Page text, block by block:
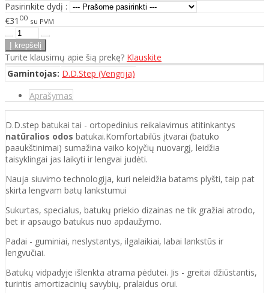
Pasirinkite dydį :
€31 00 su PVM
Turite klausimų apie šią prekę? Klauskite
Gamintojas: D.D.Step (Vengrija)
Aprašymas
D.D.step batukai tai - ortopedinius reikalavimus atitinkantys
natūralios odos batukai.Komfortabilūs įtvarai (batuko
paaukštinimai) sumažina vaiko kojyčių nuovargį, leidžia
taisyklingai jas laikyti ir lengvai judėti.
Nauja siuvimo technologija, kuri neleidžia batams plyšti, taip pat
skirta lengvam batų lankstumui
Sukurtas, specialus, batukų priekio dizainas ne tik gražiai atrodo,
bet ir apsaugo batukus nuo apdaužymo.
Padai - guminiai, neslystantys, ilgalaikiai, labai lankstūs ir
lengvučiai.
Batukų vidpadyje išlenkta atrama pėdutei. Jis - greitai džiūstantis,
turintis amortizacinių savybių, pralaidus orui.